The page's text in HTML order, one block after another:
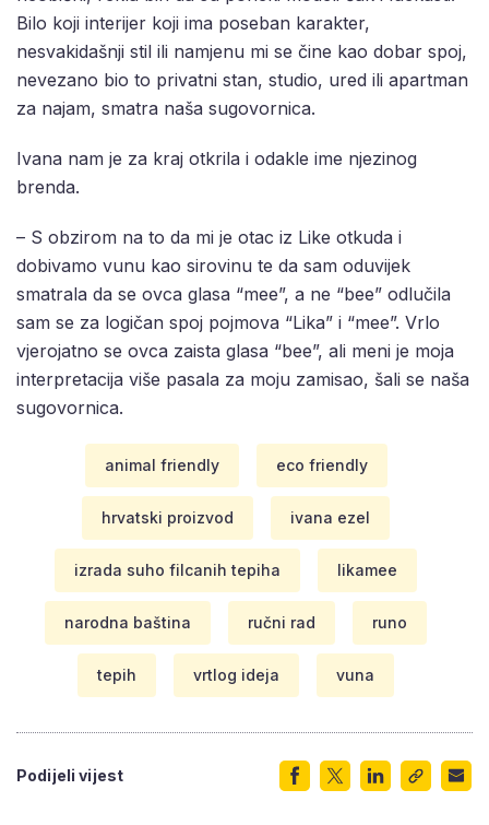
Bilo koji interijer koji ima poseban karakter,
nesvakidašnji stil ili namjenu mi se čine kao dobar spoj,
nevezano bio to privatni stan, studio, ured ili apartman
za najam, smatra naša sugovornica.
Ivana nam je za kraj otkrila i odakle ime njezinog
brenda.
– S obzirom na to da mi je otac iz Like otkuda i
dobivamo vunu kao sirovinu te da sam oduvijek
smatrala da se ovca glasa “mee”, a ne “bee” odlučila
sam se za logičan spoj pojmova “Lika” i “mee”. Vrlo
vjerojatno se ovca zaista glasa “bee”, ali meni je moja
interpretacija više pasala za moju zamisao, šali se naša
sugovornica.
animal friendly eco friendly
hrvatski proizvod ivana ezel
izrada suho filcanih tepiha likamee
narodna baština ručni rad runo
tepih vrtlog ideja vuna
Podijeli vijest